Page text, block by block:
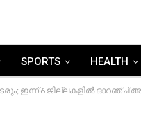
SPORTS HEALTH
ഇന്ന് 6 ജില്ലകളിൽ ഓറഞ്ച്